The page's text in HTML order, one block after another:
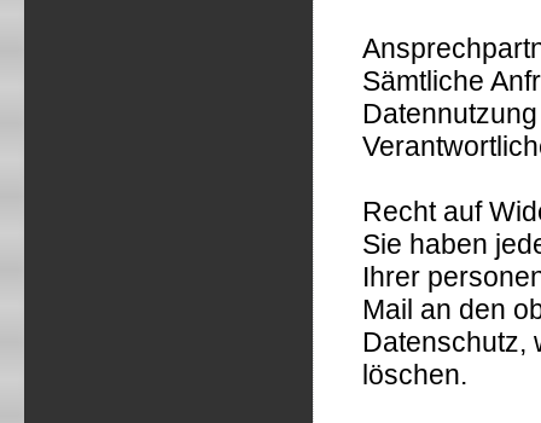
Sämtliche
Recht auf
Sie haben
Ihrer
Mail an den
Datenschutz,
löschen.